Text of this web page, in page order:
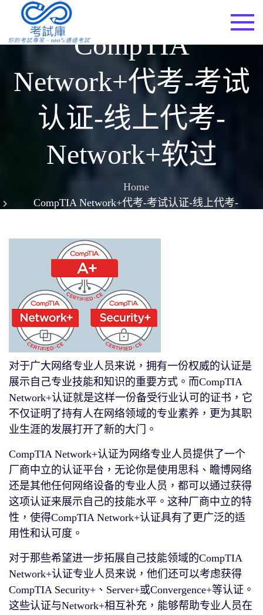
content
CompTIA
Network+代考-考试
认证-线上代考-
Network+软过
Home
CompTIA Network+代考-考试认证-线上代考-
对于广大网络专业人员来说，拥有一份权威的认证是
展示自己专业技能和知识的重要方式。而CompTIA
Network+认证就是这样一份备受行业认可的证书，它
不仅证明了持有人在网络领域的专业素养，更为其职
业生涯的发展打开了新的大门。
CompTIA Network+认证为网络专业人员提供了一个
厂商中立的认证平台，无论你是使用思科、瞻博网络
还是其他任何网络设备的专业人员，都可以通过获得
这项认证来展示自己的技能水平。这种厂商中立的特
性，使得CompTIA Network+认证具有了更广泛的适
用性和认可度。
对于那些希望进一步拓展自己技能领域的CompTIA
Network+认证专业人员来说，他们还可以考虑获得
CompTIA Security+、Server+或Convergence+等认证。
这些认证与Network+相互补充，能够帮助专业人员在